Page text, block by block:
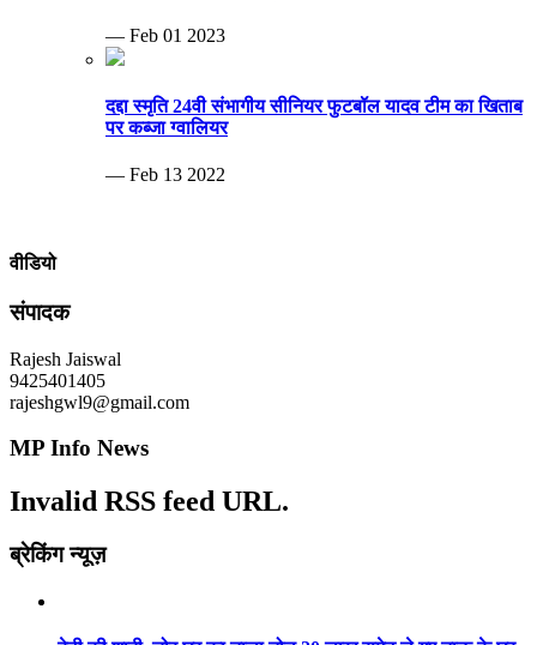
— Feb 01 2023
दद्दा स्मृति 24वी संभागीय सीनियर फुटबॉल यादव टीम का खिताब
पर कब्जा ग्वालियर
— Feb 13 2022
वीडियो
संपादक
Rajesh Jaiswal
9425401405
rajeshgwl9@gmail.com
MP Info News
Invalid RSS feed URL.
ब्रेकिंग न्यूज़